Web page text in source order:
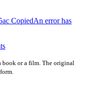
CopiedAn error has
book or a film. The original